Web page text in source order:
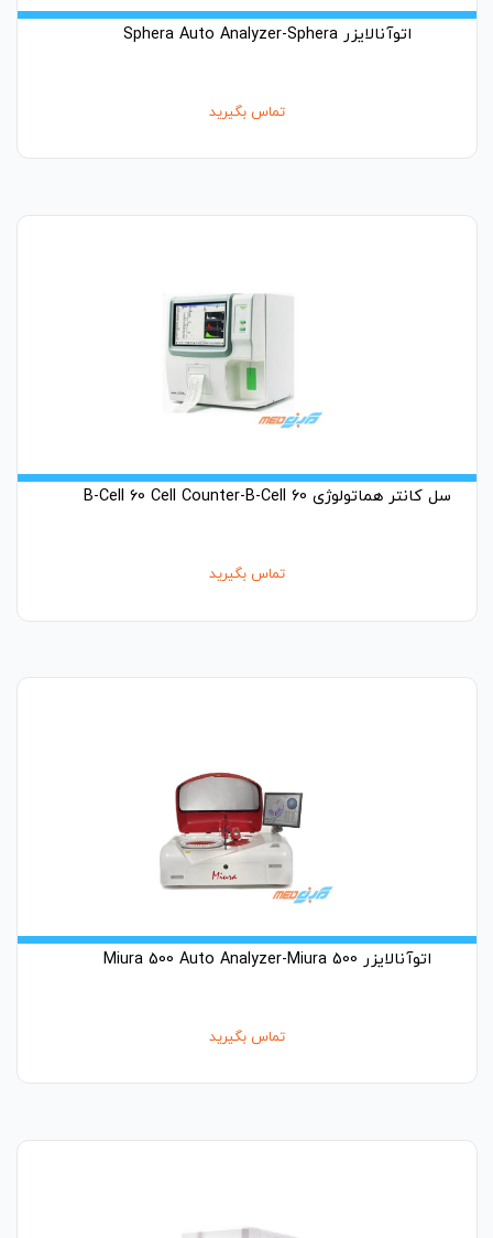
اتوآنالایزر Sphera Auto Analyzer-Sphera
تماس بگیرید
سل کانتر هماتولوژی B-Cell 60 Cell Counter-B-Cell 60
تماس بگیرید
اتوآنالایزر Miura 500 Auto Analyzer-Miura 500
تماس بگیرید